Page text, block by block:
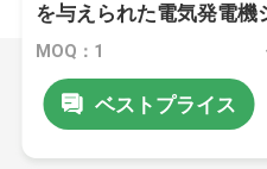
を与えられた電気発電機
MOQ：1
ベストプライス